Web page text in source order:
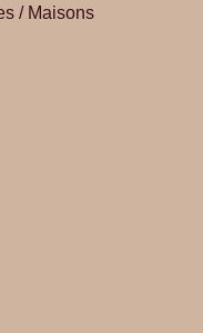
/ Maisons